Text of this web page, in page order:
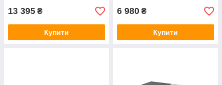
13 395 ₴
Купити
6 980 ₴
Купити